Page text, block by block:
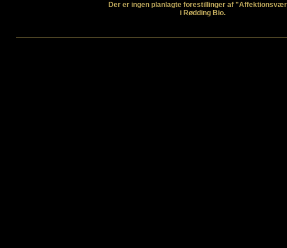
Der er ingen planlagte forestillinger af
i Rødding Bio.